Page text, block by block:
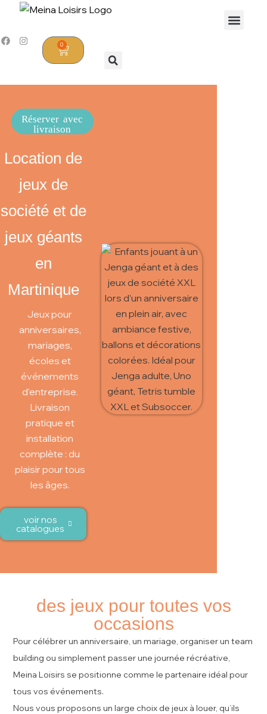
0
Réserver avec
livraison
Location de
jeux de
société et de
jeux géants
en
Martinique
Jeux pour
anniversaires,
mariages,
écoles et
événements
d’entreprise.
Livraison
pratique et
installation
complète : du
plaisir pour tous
les âges.
voir nos
catalogues
des jeux pour toutes vos
occasions
Pour célébrer un anniversaire, un mariage, organiser un team
building ou simplement passer une journée récréative,
Meina Loisirs se positionne comme le partenaire idéal pour
tous vos événements.
Nous vous proposons un large choix de jeux à louer, qu’ils